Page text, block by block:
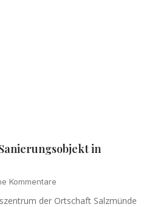
in
Kommentare
der Ortschaft Salzmünde